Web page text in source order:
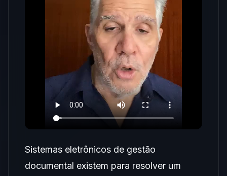
Sistemas eletrônicos de gestão
documental existem para resolver um